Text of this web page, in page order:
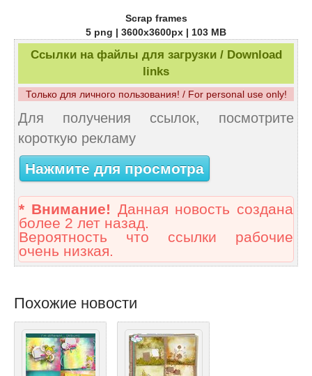
Scrap frames
5 png | 3600x3600px | 103 MB
Ссылки на файлы для загрузки / Download
links
Только для личного пользования! / For personal use only!
Для получения ссылок, посмотрите
короткую рекламу
Нажмите для просмотра
* Внимание! Данная новость создана
более 2 лет назад.
Вероятность что ссылки рабочие
очень низкая.
Похожие новости